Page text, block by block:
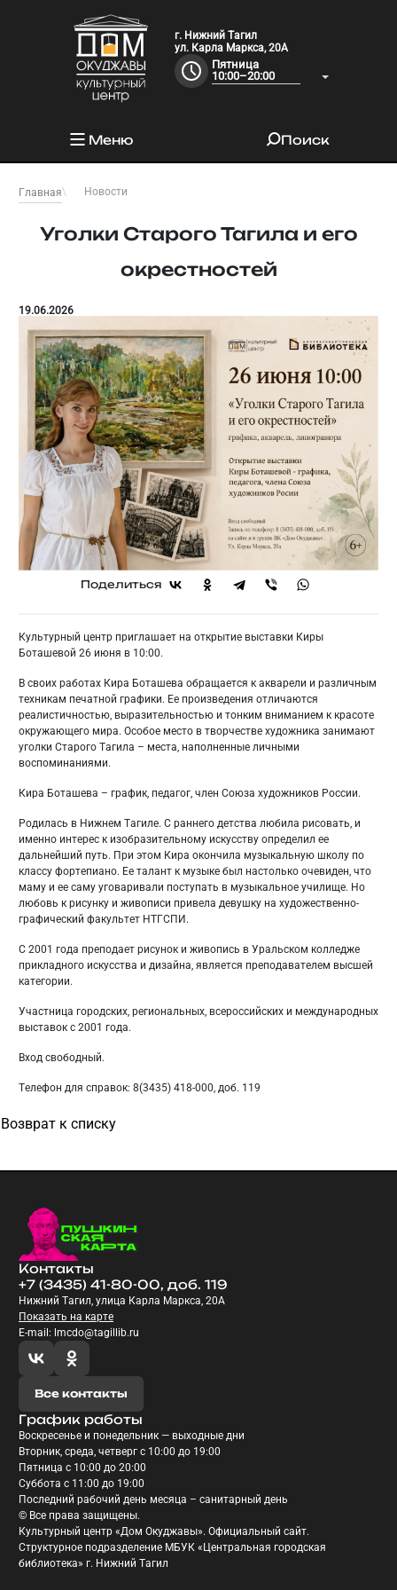
г. Нижний Тагил
ул. Карла Маркса, 20А
Пятница
10:00–20:00
Меню Поиск
Главная Новости
Уголки Старого Тагила и его
окрестностей
19.06.2026
Поделиться
Культурный центр приглашает на открытие выставки Киры
Боташевой 26 июня в 10:00.
В своих работах Кира Боташева обращается к акварели и различным
техникам печатной графики. Ее произведения отличаются
реалистичностью, выразительностью и тонким вниманием к красоте
окружающего мира. Особое место в творчестве художника занимают
уголки Старого Тагила – места, наполненные личными
воспоминаниями.
Кира Боташева – график, педагог, член Союза художников России.
Родилась в Нижнем Тагиле. С раннего детства любила рисовать, и
именно интерес к изобразительному искусству определил ее
дальнейший путь. При этом Кира окончила музыкальную школу по
классу фортепиано. Ее талант к музыке был настолько очевиден, что
маму и ее саму уговаривали поступать в музыкальное училище. Но
любовь к рисунку и живописи привела девушку на художественно-
графический факультет НТГСПИ.
С 2001 года преподает рисунок и живопись в Уральском колледже
прикладного искусства и дизайна, является преподавателем высшей
категории.
Участница городских, региональных, всероссийских и международных
выставок с 2001 года.
Вход свободный.
Телефон для справок: 8(3435) 418-000, доб. 119
Возврат к списку
© Все права защищены.
Культурный центр «Дом Окуджавы». Официальный сайт.
Структурное подразделение МБУК «Центральная городская
библиотека» г. Нижний Тагил
Контакты
+7 (3435) 41-80-00, доб. 119
Нижний Тагил, улица Карла Маркса, 20А
Показать на карте
E-mail: lmcdo@tagillib.ru
Все контакты
График работы
Воскресенье и понедельник — выходные дни
Вторник, среда, четверг с 10:00 до 19:00
Пятница с 10:00 до 20:00
Суббота с 11:00 до 19:00
Последний рабочий день месяца – санитарный день